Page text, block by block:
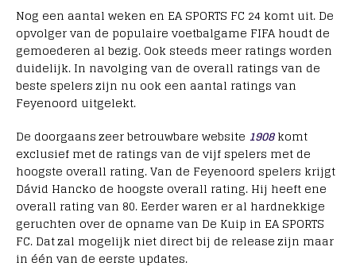
Nog een aantal weken en EA SPORTS FC 24 komt uit. De
opvolger van de populaire voetbalgame FIFA houdt de
gemoederen al bezig. Ook steeds meer ratings worden
duidelijk. In navolging van de overall ratings van de
beste spelers zijn nu ook een aantal ratings van
Feyenoord uitgelekt.
De doorgaans zeer betrouwbare website 1908komt
exclusief met de ratings van de vijf spelers met de
hoogste overall rating. Van de Feyenoord spelers krijgt
Dávid Hancko de hoogste overall rating. Hij heeft ene
overall rating van 80. Eerder waren er al hardnekkige
geruchten over de opname van De Kuip in EA SPORTS
FC. Dat zal mogelijk niet direct bij de release zijn maar
in één van de eerste updates.